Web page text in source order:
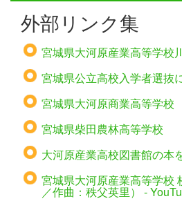
外部リンク集
宮城県大河原産業高等学校
宮城県公立高校入学者選抜
宮城県大河原商業高等学校
宮城県柴田農林高等学校
大河原産業高校図書館の本
宮城県大河原産業高等学校
／作曲：秩父英里） -